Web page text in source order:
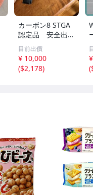
カーボン8 STGA
認定品 安全出力
基準適合品 CZ s
hadow sp01 樹
脂製 HW樹脂
フレームユニット
目前出價
¥ 10,000
($2,178)
(